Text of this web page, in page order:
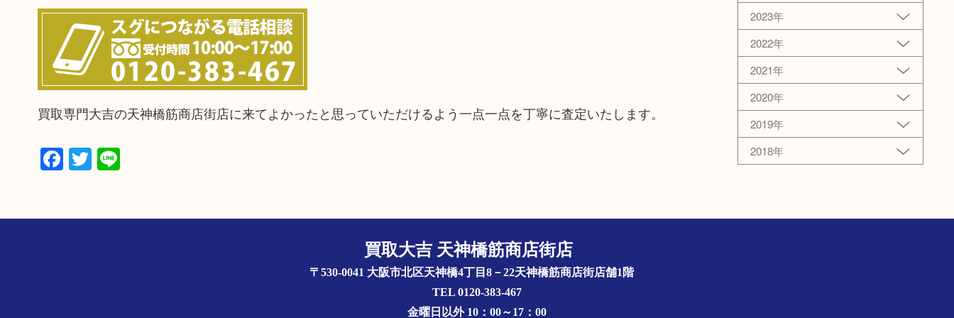
買取専門大吉の天神橋筋商店街店に来てよかったと思っていただけるよう一点一点を丁寧に査定いたします。
Facebook
Twitter
Line
2023年
2022年
2021年
2020年
2019年
2018年
買取大吉 天神橋筋商店街店
〒530-0041 大阪市北区天神橋4丁目8－22天神橋筋商店街店舗1階
TEL 0120-383-467
金曜日以外 10：00～17：00